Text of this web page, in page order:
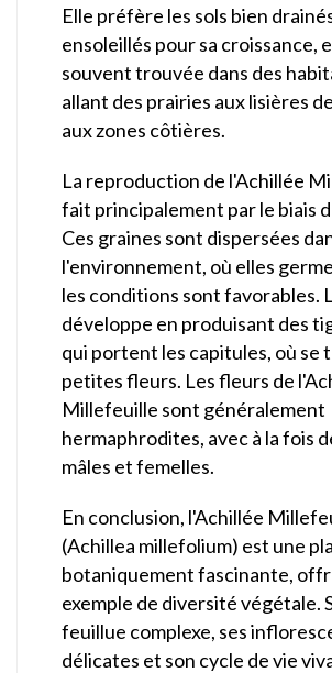
Elle préfère les sols bien
ensoleillés pour sa croissance,
souvent trouvée dans des
allant des prairies aux lisières
aux zones côtières.
La reproduction de l'Achillée
fait principalement par le biais
Ces graines sont dispersées
l'environnement, où elles
les conditions sont favorables.
développe en produisant des
qui portent les capitules, où se
petites fleurs. Les fleurs de
Millefeuille sont généralement
hermaphrodites, avec à la fois
mâles et femelles.
En conclusion, l'Achillée
(Achillea millefolium) est une
botaniquement fascinante,
exemple de diversité végétale.
feuillue complexe, ses
délicates et son cycle de vie